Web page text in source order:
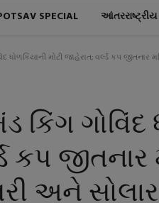
SPECIAL આંતરરાષ્ટ્રીય
ધોળકિયાની મોટી જાહેરાત; વર્લ્ડ કપ
કિંગ ગોવિંદ
કપ જીતનાર
અને